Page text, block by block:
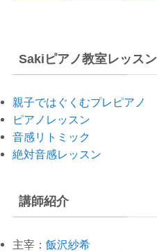
Sakiピアノ教室レッスン
親子ではぐくむプレピアノ
ピアノレッスン
音感リトミック
絶対音感レッスン
講師紹介
主宰： 飯沢紗希